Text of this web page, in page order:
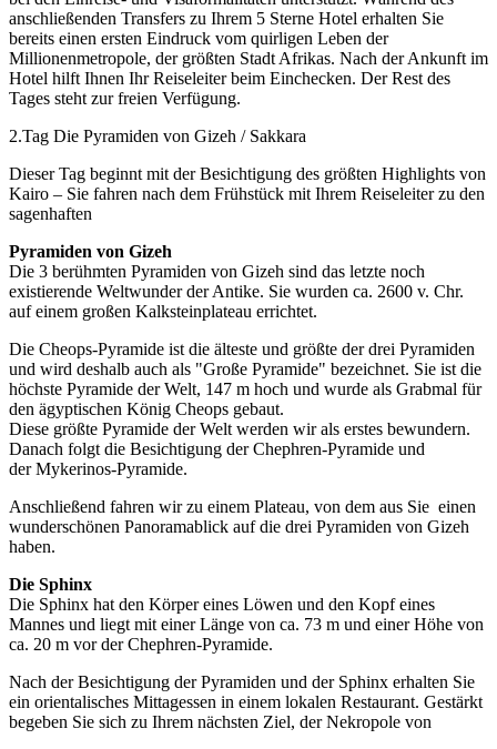
anschließenden Transfers zu Ihrem 5 Sterne Hotel erhalten Sie
bereits einen ersten Eindruck vom quirligen Leben der
Millionenmetropole, der größten Stadt Afrikas. Nach der Ankunft im
Hotel hilft Ihnen Ihr Reiseleiter beim Einchecken. Der Rest des
Tages steht zur freien Verfügung.
2.Tag Die Pyramiden von Gizeh / Sakkara
Dieser Tag beginnt mit der Besichtigung des größten Highlights von
Kairo – Sie fahren nach dem Frühstück mit Ihrem Reiseleiter zu den
sagenhaften
Pyramiden von Gizeh
Die 3 berühmten Pyramiden von Gizeh sind das letzte noch
existierende Weltwunder der Antike. Sie wurden ca. 2600 v. Chr.
auf einem großen Kalksteinplateau errichtet.
Die Cheops-Pyramide ist die älteste und größte der drei Pyramiden
und wird deshalb auch als "Große Pyramide" bezeichnet. Sie ist die
höchste Pyramide der Welt, 147 m hoch und wurde als Grabmal für
den ägyptischen König Cheops gebaut.
Diese größte Pyramide der Welt werden wir als erstes bewundern.
Danach folgt die Besichtigung der Chephren-Pyramide und
der Mykerinos-Pyramide.
Anschließend fahren wir zu einem Plateau, von dem aus Sie einen
wunderschönen Panoramablick auf die drei Pyramiden von Gizeh
haben.
Die Sphinx
Die Sphinx hat den Körper eines Löwen und den Kopf eines
Mannes und liegt mit einer Länge von ca. 73 m und einer Höhe von
ca. 20 m vor der Chephren-Pyramide.
Nach der Besichtigung der Pyramiden und der Sphinx erhalten Sie
ein orientalisches Mittagessen in einem lokalen Restaurant. Gestärkt
begeben Sie sich zu Ihrem nächsten Ziel, der Nekropole von